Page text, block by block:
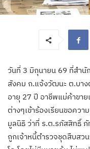
วันที่ 3 มิถุนายน 69 ที่สำ
สังคม ถ.แจ้งวัฒนะ ต.บา
อายุ 27 ปี อาชีพแม่ค้าขาย
ต่างๆเข้าร้องเรียนขอคว
มูลนิธิ ว่าที่ ร.ต.รภัสสิทธิ์
ถูกเจ้าหนี้ตำรวจชุดสืบสว